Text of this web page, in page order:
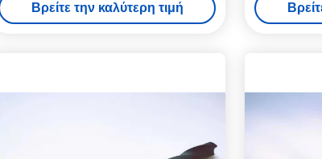
χτισμένος
Βρείτε την καλύτερη τιμή